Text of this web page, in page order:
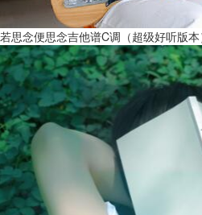
若思念便思念吉他谱C调（超级好听版